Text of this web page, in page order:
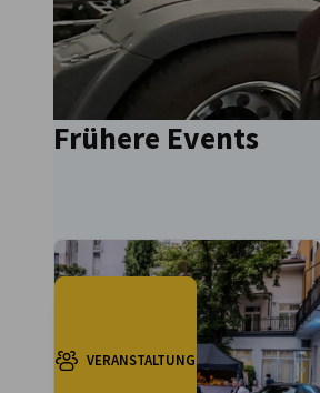
vorherige
Frühere Events
VERANSTALTUNG